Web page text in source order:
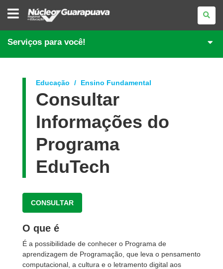
NÚCLEO
REGIONAL
EDUCAÇÃO
DE
GUARAPUAVA
Serviços para você!
Educação Ensino Fundamental
Consultar
Informações do
Programa
EduTech
CONSULTAR
O que é
É a possibilidade de conhecer o Programa de
aprendizagem de Programação, que leva o pensamento
computacional, a cultura e o letramento digital aos